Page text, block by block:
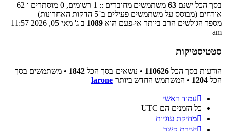
בסך הכל ישנם 63
משתמשים מחוברים :: 1 רשומים, 0 מוסתרים ו 62
אורחים (מבוסס על משתמשים פעילים ב־5 הדקות האחרונות)
מספר הגולשים הרב ביותר אי-פעם הוא 1089
ב ג' מאי 05, 2026 11:57
am
סטטיסטיקות
הודעות בסך הכל 110626 • נושאים בסך הכל 1842 • משתמשים בסך
הכל 1204 • המשתמש החדש ביותר larone
עמוד ראשי
כל הזמנים הם UTC
מחיקת עוגיות